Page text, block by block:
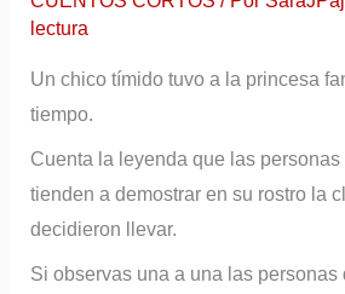
lectura
Un chico tímido tuvo a la princesa
tiempo.
Cuenta la leyenda que las personas
tienden a demostrar en su rostro la
decidieron llevar.
Si observas una a una las personas
r